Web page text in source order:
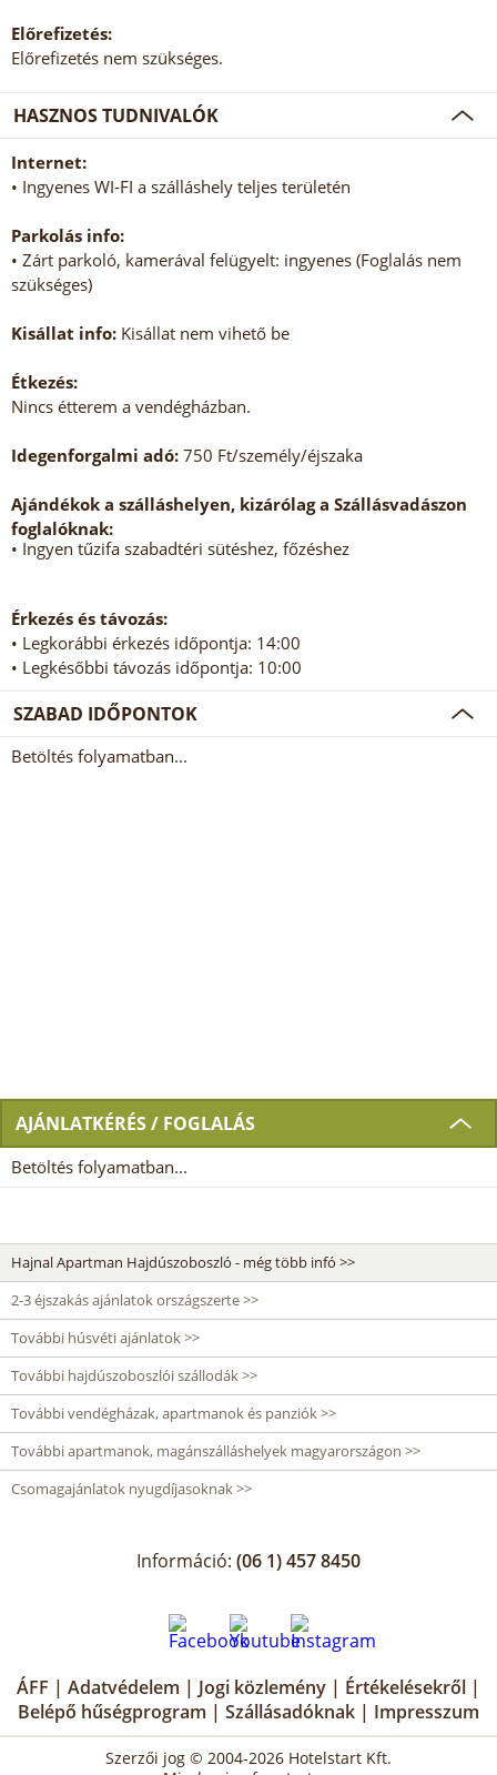
Előrefizetés:
Előrefizetés nem szükséges.
HASZNOS TUDNIVALÓK
Internet:
• Ingyenes WI-FI a szálláshely teljes területén
Parkolás info:
• Zárt parkoló, kamerával felügyelt: ingyenes (Foglalás nem
szükséges)
Kisállat info: Kisállat nem vihető be
Étkezés:
Nincs étterem a vendégházban.
Idegenforgalmi adó: 750 Ft/személy/éjszaka
Ajándékok a szálláshelyen, kizárólag a Szállásvadászon
foglalóknak:
• Ingyen tűzifa szabadtéri sütéshez, főzéshez
Érkezés és távozás:
• Legkorábbi érkezés időpontja: 14:00
• Legkésőbbi távozás időpontja: 10:00
SZABAD IDŐPONTOK
Betöltés folyamatban...
AJÁNLATKÉRÉS / FOGLALÁS
Betöltés folyamatban...
Hajnal Apartman Hajdúszoboszló - még több infó >>
2-3 éjszakás ajánlatok országszerte >>
További húsvéti ajánlatok >>
További hajdúszoboszlói szállodák >>
További vendégházak, apartmanok és panziók >>
További apartmanok, magánszálláshelyek magyarországon >>
Csomagajánlatok nyugdíjasoknak >>
Információ: (06 1) 457 8450
ÁFF | Adatvédelem | Jogi közlemény | Értékelésekről |
Belépő hűségprogram | Szállásadóknak | Impresszum
Szerzői jog © 2004-2026 Hotelstart Kft.